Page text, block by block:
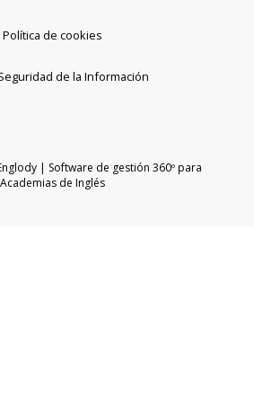
| Software de gestión 360º para
Academias de Inglés
Política de cookies
de la Información